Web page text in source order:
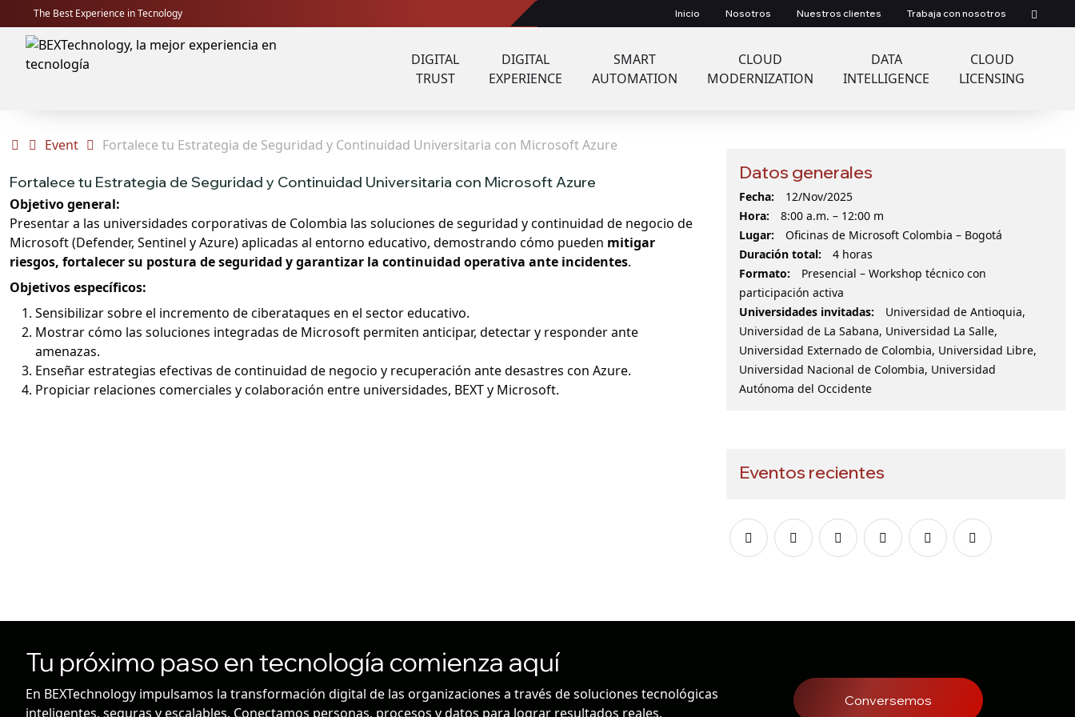
The Best Experience in Tecnology Inicio Nosotros Nuestros clientes Trabaja con nosotros
DIGITAL
TRUST
DIGITAL
EXPERIENCE
SMART
AUTOMATION
CLOUD
MODERNIZATION
DATA
INTELLIGENCE
CLOUD
LICENSING
Event Fortalece tu Estrategia de Seguridad y Continuidad Universitaria con Microsoft Azure
Fortalece tu Estrategia de Seguridad y Continuidad Universitaria con Microsoft Azure
Objetivo general:
Presentar a las universidades corporativas de Colombia las soluciones de seguridad y continuidad de negocio de
Microsoft (Defender, Sentinel y Azure) aplicadas al entorno educativo, demostrando cómo pueden mitigar
riesgos, fortalecer su postura de seguridad y garantizar la continuidad operativa ante incidentes.
Objetivos específicos:
Sensibilizar sobre el incremento de ciberataques en el sector educativo.
Mostrar cómo las soluciones integradas de Microsoft permiten anticipar, detectar y responder ante
amenazas.
Enseñar estrategias efectivas de continuidad de negocio y recuperación ante desastres con Azure.
Propiciar relaciones comerciales y colaboración entre universidades, BEXT y Microsoft.
Datos generales
Fecha:
12/Nov/2025
Hora:
8:00 a.m. – 12:00 m
Lugar:
Oficinas de Microsoft Colombia – Bogotá
Duración total:
4 horas
Formato:
Presencial – Workshop técnico con
participación activa
Universidades invitadas:
Universidad de Antioquia,
Universidad de La Sabana, Universidad La Salle,
Universidad Externado de Colombia, Universidad Libre,
Universidad Nacional de Colombia, Universidad
Autónoma del Occidente
Eventos recientes
Tu próximo paso en tecnología comienza aquí
En BEXTechnology impulsamos la transformación digital de las organizaciones a través de soluciones tecnológicas
inteligentes, seguras y escalables. Conectamos personas, procesos y datos para lograr resultados reales.
Conversemos